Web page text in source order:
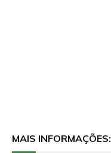
MAIS INFORMAÇÕES: